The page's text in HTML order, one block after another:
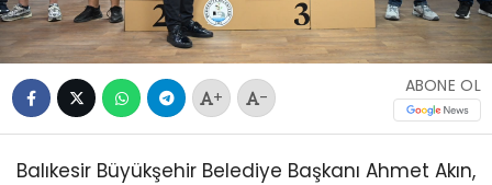
+ -
ABONE OL
Balıkesir Büyükşehir Belediye Başkanı Ahmet Akın,